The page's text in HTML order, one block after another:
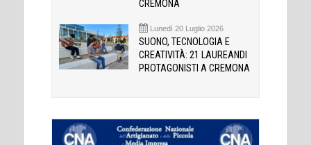
CREMONA
Lunedì 20 Luglio 2026
SUONO, TECNOLOGIA E
CREATIVITÀ: 21 LAUREANDI
PROTAGONISTI A CREMONA